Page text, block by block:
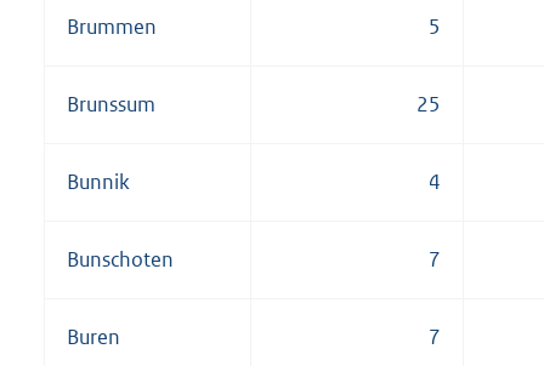
Brummen 5
Brunssum 25
Bunnik 4
Bunschoten 7
Buren 7